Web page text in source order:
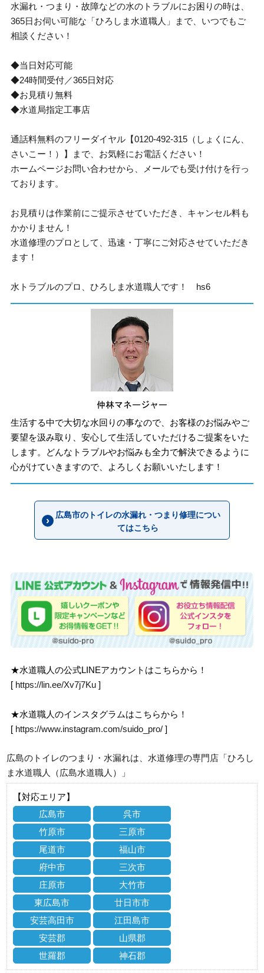
水漏れ・つまり・故障などの水のトラブルにお困りの時は、
365日お伺い可能な「ひろしま水道職人」まで、いつでもご
相談ください！
◆当日対応可能
◆24時間受付／365日対応
◆お見積り無料
◆水道局指定工事店
通話料無料のフリーダイヤル【0120-492-315（しょくにん、
さいこー！）】まで、お気軽にお電話ください！
ホームページお問い合わせから、メールでも受け付けを行っ
ております。
お見積りは作業前にご提示させていただき、キャンセル料も
かかりません！
水道修理のプロとして、迅速・丁寧にご対応させていただき
ます！
水トラブルのプロ、ひろしま水道職人です！ hs6
生活する中で大切な水回りの事なので、お客様のお悩みやご
要望を汲み取り、安心して生活していただけるご提案をいた
します。どんなトラブルやお悩みも全力で解決できるように
心がけていきますので、よろしくお願いいたします！
広島市のトイレの水漏れ・つまり修理につい
てはこちら
★水道職人の公式LINEアカウントはこちらから！
[ https://lin.ee/Xv7j7Ku ]
★水道職人のインスタグラムはこちらから！
[ https://www.instagram.com/suido_pro/ ]
広島のトイレのつまり・水漏れは、水道修理の専門店「ひろし
ま水道職人（広島水道職人）」
【対応エリア】
広島市
呉市
竹原市
三原市
尾道市
福山市
府中市
三次市
庄原市
大竹市
東広島市
廿日市市
安芸高田市
江田島市
安芸郡
山県郡
世羅郡
神石郡